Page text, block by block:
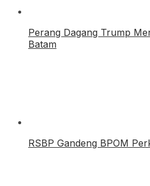
Perang Dagang Trump
Batam
RSBP Gandeng BPOM